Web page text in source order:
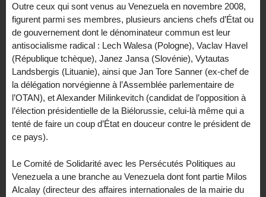
Outre ceux qui sont venus au Venezuela en novembre 2008,
figurent parmi ses membres, plusieurs anciens chefs d’État ou
de gouvernement dont le dénominateur commun est leur
antisocialisme radical : Lech Walesa (Pologne), Vaclav Havel
(République tchèque), Janez Jansa (Slovénie), Vytautas
Landsbergis (Lituanie), ainsi que Jan Tore Sanner (ex-chef de
la délégation norvégienne à l’Assemblée parlementaire de
l’OTAN), et Alexander Milinkevitch (candidat de l’opposition à
l’élection présidentielle de la Biélorussie, celui-là même qui a
tenté de faire un coup d’État en douceur contre le président de
ce pays).
Le Comité de Solidarité avec les Persécutés Politiques au
Venezuela a une branche au Venezuela dont font partie Milos
Alcalay (directeur des affaires internationales de la mairie du